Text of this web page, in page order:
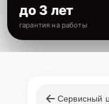
до 3 лет
гарантия на работы
Сервисный